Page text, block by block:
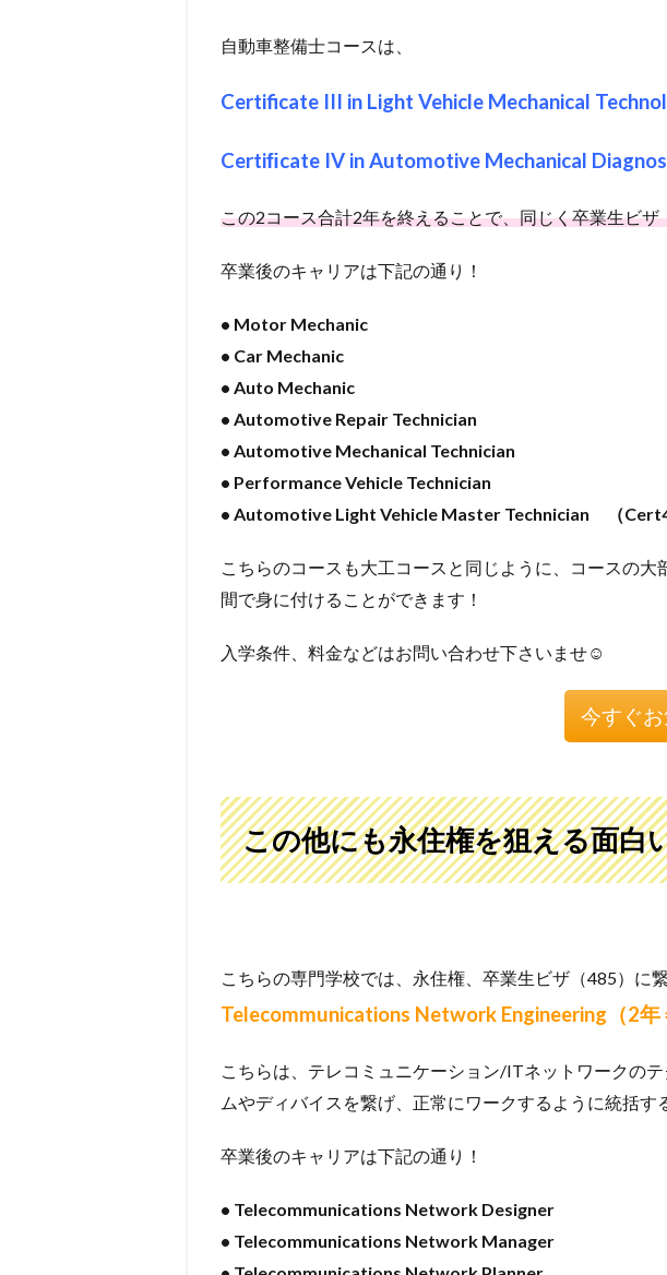
自動車整備士コースは、
Certificate III in Light Vehicle Mechanical
Certiﬁcate IV in Automotive Mechanical
この2コース合計2年を終えることで、同じく卒業生ビ
卒業後のキャリアは下記の通り！
• Motor Mechanic
• Car Mechanic
• Auto Mechanic
• Automotive Repair Technician
• Automotive Mechanical Technician
• Performance Vehicle Technician
• Automotive Light Vehicle Master Technician （Cert4
こちらのコースも大工コースと同じように、コースの
間で身に付けることができます！
入学条件、料金などはお問い合わせ下さいませ☺
今すぐ
この他にも永住権を狙える面白
こちらの専門学校では、永住権、卒業生ビザ（485）に
Telecommunications Network Engineering（2年
こちらは、テレコミュニケーション/ITネットワークの
ムやディバイスを繋げ、正常にワークするように統括す
卒業後のキャリアは下記の通り！
• Telecommunications Network Designer
• Telecommunications Network Manager